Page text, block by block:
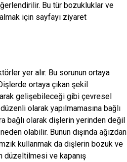
Bu tür bozukluklar ve
için sayfayı ziyaret
yer alır. Bu sorunun ortaya
ortaya çıkan şekil
gelişebileceği gibi çevresel
olarak yapılmamasına bağlı
bağlı olarak dişlerin yerinden değil
olabilir. Bunun dışında ağızdan
kullanmak da dişlerin bozuk ve
düzeltilmesi ve kapanış